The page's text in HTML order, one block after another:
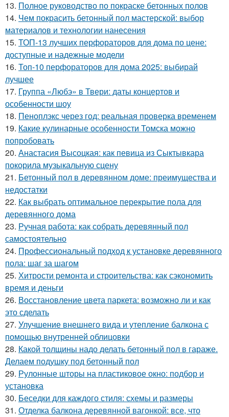
13. Полное руководство по покраске бетонных полов
14. Чем покрасить бетонный пол мастерской: выбор
материалов и технологии нанесения
15. ТОП-13 лучших перфораторов для дома по цене:
доступные и надежные модели
16. Топ-10 перфораторов для дома 2025: выбирай
лучшее
17. Группа «Любэ» в Твери: даты концертов и
особенности шоу
18. Пеноплэкс через год: реальная проверка временем
19. Какие кулинарные особенности Томска можно
попробовать
20. Анастасия Высоцкая: как певица из Сыктывкара
покорила музыкальную сцену
21. Бетонный пол в деревянном доме: преимущества и
недостатки
22. Как выбрать оптимальное перекрытие пола для
деревянного дома
23. Ручная работа: как собрать деревянный пол
самостоятельно
24. Профессиональный подход к установке деревянного
пола: шаг за шагом
25. Хитрости ремонта и строительства: как сэкономить
время и деньги
26. Восстановление цвета паркета: возможно ли и как
это сделать
27. Улучшение внешнего вида и утепление балкона с
помощью внутренней облицовки
28. Какой толщины надо делать бетонный пол в гараже.
Делаем подушку под бетонный пол
29. Рулонные шторы на пластиковое окно: подбор и
установка
30. Беседки для каждого стиля: схемы и размеры
31. Отделка балкона деревянной вагонкой: все, что